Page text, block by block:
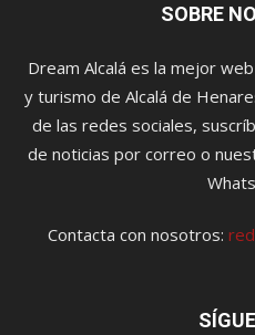
SOBRE
Dream Alcalá es la mejor
y turismo de Alcalá de
de las redes sociales,
de noticias por correo o
Contacta con nosotros: